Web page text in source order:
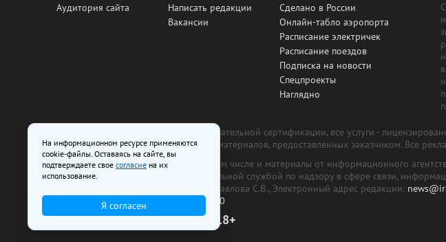
Аудитория сайта
Написать редакции
Вакансии
Сделано в России
Онлайн-табло аэропорта
Расписание электричек
Расписание поездов
Подписка на новости
Спецпроекты
Наглядно
Все рекламные товары подлежат обязательной сертификации, все услуги -
изготовлена и размещена на основе материалов, предоставленных заказчиком. Все
На сайте www.irk.ru размещаются в том числе и материалы от информационного
от 29 октября 2018 г., выдан Федеральной службой по надзору в сфере связи,
ООО «Ирк.ру». Главный редактор — Павлова С.В., Электронный адрес редакции:
Телефон редакции:
+7 (3952) 48-88-50
18+
На информационном ресурсе применяются
cookie-файлы. Оставаясь на сайте, вы
подтверждаете свое согласие на их
использование.
Я согласен